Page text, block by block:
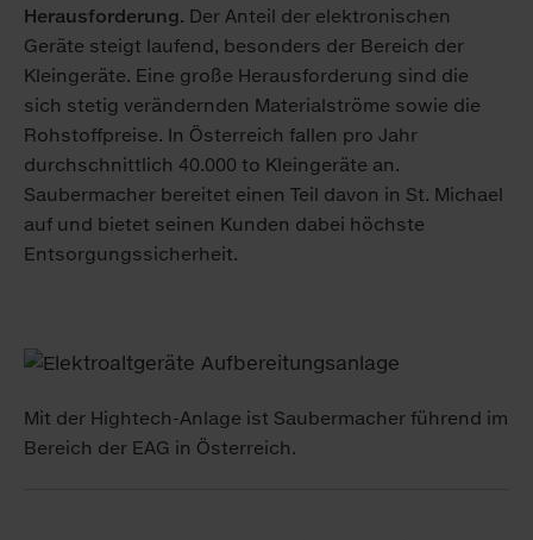
Herausforderung. Der Anteil der elektronischen
Geräte steigt laufend, besonders der Bereich der
Kleingeräte. Eine große Herausforderung sind die
sich stetig verändernden Materialströme sowie die
Rohstoffpreise. In Österreich fallen pro Jahr
durchschnittlich 40.000 to Kleingeräte an.
Saubermacher bereitet einen Teil davon in St. Michael
auf und bietet seinen Kunden dabei höchste
Entsorgungssicherheit.
Mit der Hightech-Anlage ist Saubermacher führend im
Bereich der EAG in Österreich.